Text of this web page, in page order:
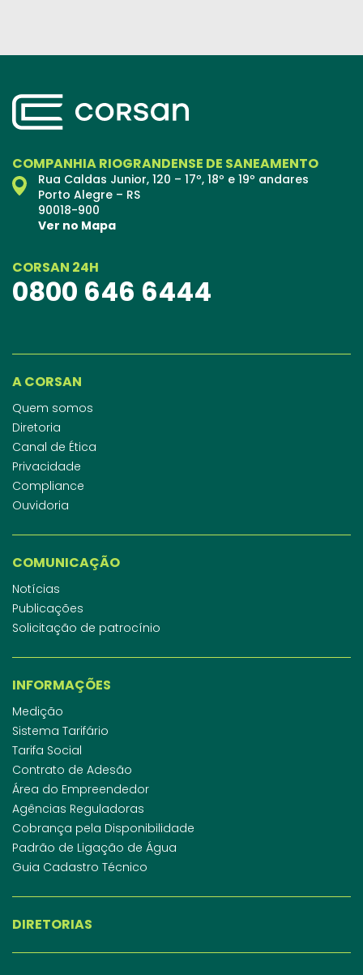
COMPANHIA RIOGRANDENSE DE SANEAMENTO
Rua Caldas Junior, 120 – 17º, 18º e 19º andares
Porto Alegre – RS
90018-900
Ver no Mapa
CORSAN 24H
0800 646 6444
A CORSAN
Quem somos
Diretoria
Canal de Ética
Privacidade
Compliance
Ouvidoria
COMUNICAÇÃO
Notícias
Publicações
Solicitação de patrocínio
INFORMAÇÕES
Medição
Sistema Tarifário
Tarifa Social
Contrato de Adesão
Área do Empreendedor
Agências Reguladoras
Cobrança pela Disponibilidade
Padrão de Ligação de Água
Guia Cadastro Técnico
DIRETORIAS